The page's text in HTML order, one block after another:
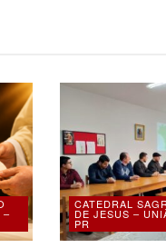
–
CATEDRAL
DE JESUS –
PR